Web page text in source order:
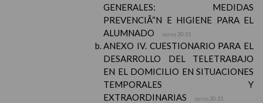
GENERALES: MEDIDAS
PREVENCIÃ“N E HIGIENE PARA EL
ALUMNADO
curso 20-21
ANEXO IV. CUESTIONARIO PARA EL
DESARROLLO DEL TELETRABAJO
EN EL DOMICILIO EN SITUACIONES
TEMPORALES Y
EXTRAORDINARIAS
curso 20-21